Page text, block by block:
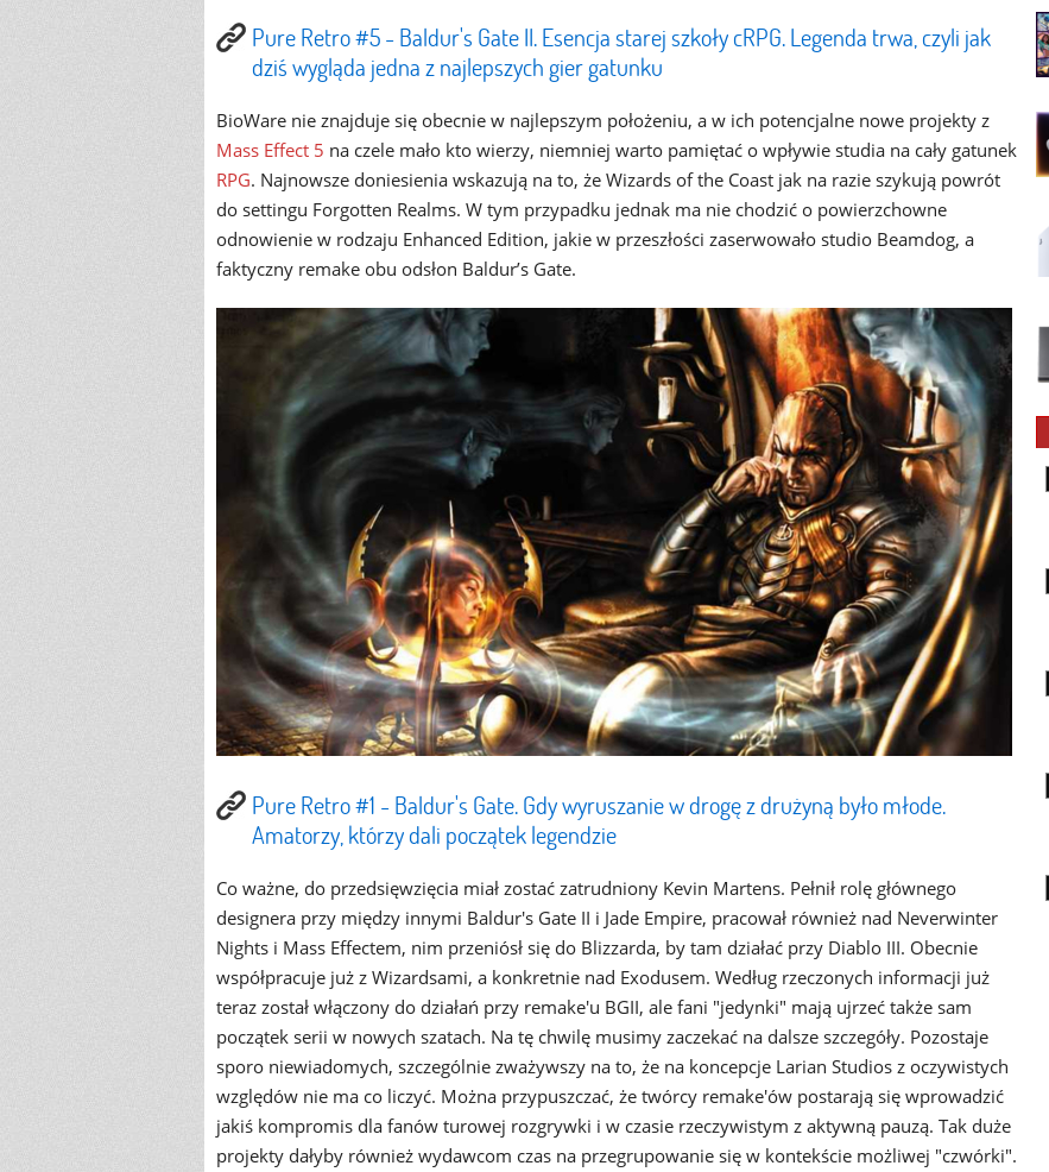
Pure Retro #5 - Baldur's Gate II. Esencja starej szkoły cRPG. Legenda trwa, czyli jak
dziś wygląda jedna z najlepszych gier gatunku
BioWare nie znajduje się obecnie w najlepszym położeniu, a w ich potencjalne nowe projekty z
Mass Effect 5 na czele mało kto wierzy, niemniej warto pamiętać o wpływie studia na cały gatunek
RPG. Najnowsze doniesienia wskazują na to, że Wizards of the Coast jak na razie szykują powrót
do settingu Forgotten Realms. W tym przypadku jednak ma nie chodzić o powierzchowne
odnowienie w rodzaju Enhanced Edition, jakie w przeszłości zaserwowało studio Beamdog, a
faktyczny remake obu odsłon Baldur’s Gate.
Pure Retro #1 - Baldur's Gate. Gdy wyruszanie w drogę z drużyną było młode.
Amatorzy, którzy dali początek legendzie
Co ważne, do przedsięwzięcia miał zostać zatrudniony Kevin Martens. Pełnił rolę głównego
designera przy między innymi Baldur's Gate II i Jade Empire, pracował również nad Neverwinter
Nights i Mass Effectem, nim przeniósł się do Blizzarda, by tam działać przy Diablo III. Obecnie
współpracuje już z Wizardsami, a konkretnie nad Exodusem. Według rzeczonych informacji już
teraz został włączony do działań przy remake'u BGII, ale fani "jedynki" mają ujrzeć także sam
początek serii w nowych szatach. Na tę chwilę musimy zaczekać na dalsze szczegóły. Pozostaje
sporo niewiadomych, szczególnie zważywszy na to, że na koncepcje Larian Studios z oczywistych
względów nie ma co liczyć. Można przypuszczać, że twórcy remake'ów postarają się wprowadzić
jakiś kompromis dla fanów turowej rozgrywki i w czasie rzeczywistym z aktywną pauzą. Tak duże
projekty dałyby również wydawcom czas na przegrupowanie się w kontekście możliwej "czwórki".